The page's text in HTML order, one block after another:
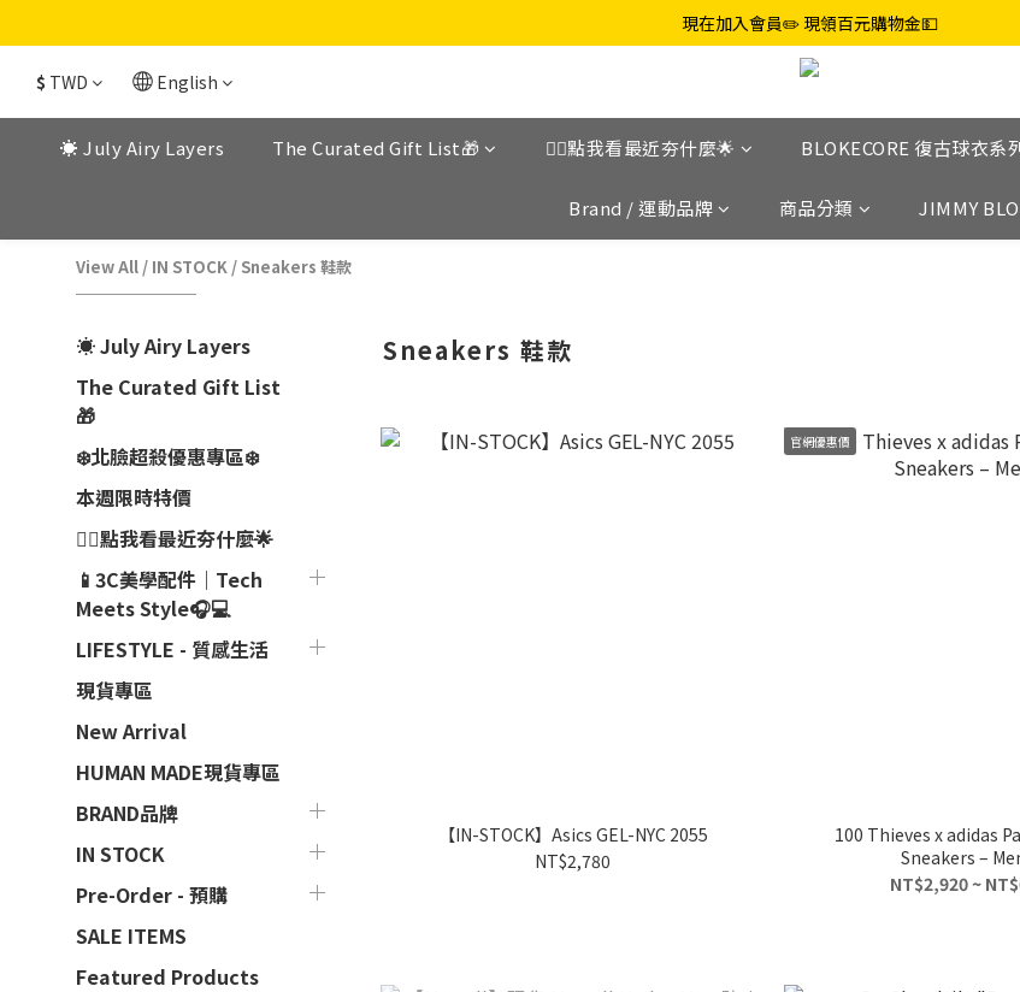
現在加入會員✏️ 現領百元購物金💵
$ TWD English
☀️ July Airy Layers The Curated Gift List🎁 👉🏼點我看最近夯什麼🌟 BLOKECORE 復古球衣系
Brand / 運動品牌 商品分類 JIMMY
View All / IN STOCK / Sneakers 鞋款
☀️ July Airy Layers
The Curated Gift List
🎁
❄️北臉超殺優惠專區❄️
本週限時特價
👉🏼點我看最近夯什麼🌟
📱3C美學配件｜Tech
Meets Style🎧💻
LIFESTYLE - 質感生活
現貨專區
New Arrival
HUMAN MADE現貨專區
BRAND品牌
IN STOCK
Pre-Order - 預購
SALE ITEMS
Featured Products
Sneakers 鞋款
【IN-STOCK】Asics GEL-NYC 2055
NT$2,780
官網優惠價
100 Thieves x adidas
Sneakers –
NT$2,920 ~